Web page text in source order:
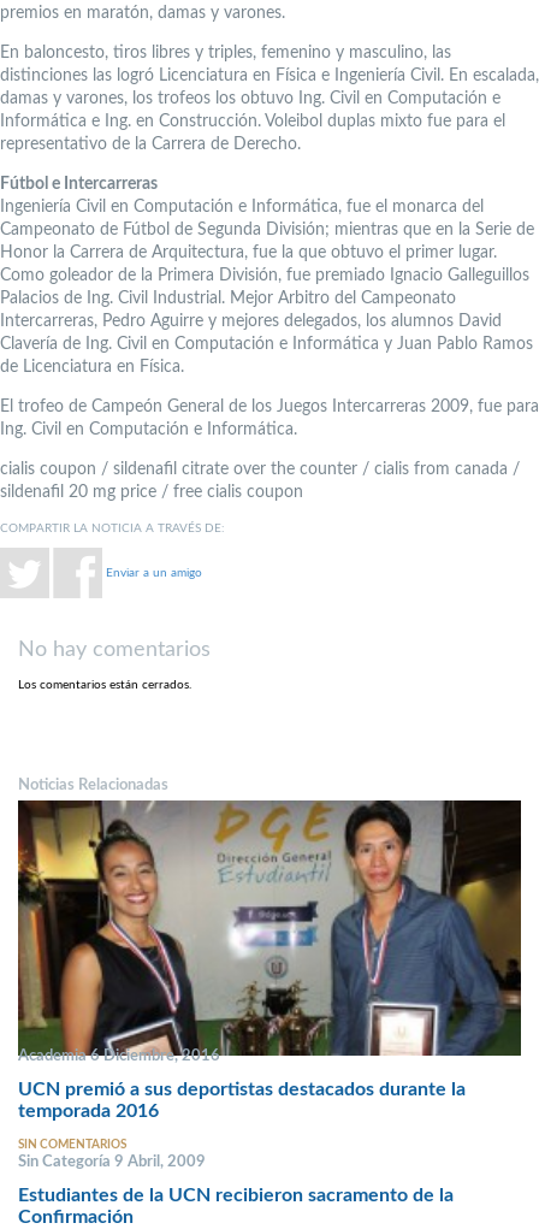
premios en maratón, damas y varones.
En baloncesto, tiros libres y triples, femenino y masculino, las
distinciones las logró Licenciatura en Física e Ingeniería Civil. En escalada,
damas y varones, los trofeos los obtuvo Ing. Civil en Computación e
Informática e Ing. en Construcción. Voleibol duplas mixto fue para el
representativo de la Carrera de Derecho.
Fútbol e Intercarreras
Ingeniería Civil en Computación e Informática, fue el monarca del
Campeonato de Fútbol de Segunda División; mientras que en la Serie de
Honor la Carrera de Arquitectura, fue la que obtuvo el primer lugar.
Como goleador de la Primera División, fue premiado Ignacio Galleguillos
Palacios de Ing. Civil Industrial. Mejor Arbitro del Campeonato
Intercarreras, Pedro Aguirre y mejores delegados, los alumnos David
Clavería de Ing. Civil en Computación e Informática y Juan Pablo Ramos
de Licenciatura en Física.
El trofeo de Campeón General de los Juegos Intercarreras 2009, fue para
Ing. Civil en Computación e Informática.
cialis coupon / sildenafil citrate over the counter / cialis from canada /
sildenafil 20 mg price / free cialis coupon
COMPARTIR LA NOTICIA A TRAVÉS DE:
Enviar a un amigo
No hay comentarios
Los comentarios están cerrados.
Noticias Relacionadas
Academia 6 Diciembre, 2016
UCN premió a sus deportistas destacados durante la
temporada 2016
SIN COMENTARIOS
Sin Categoría 9 Abril, 2009
Estudiantes de la UCN recibieron sacramento de la
Confirmación